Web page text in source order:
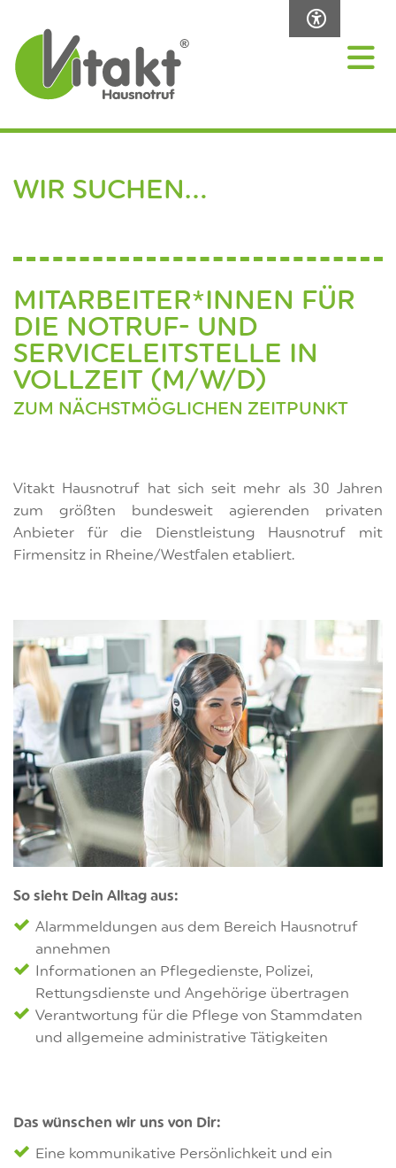
WIR SUCHEN...
MITARBEITER*INNEN FÜR
DIE NOTRUF- UND
SERVICELEITSTELLE IN
VOLLZEIT (M/W/D)
ZUM NÄCHSTMÖGLICHEN ZEITPUNKT
Vitakt Hausnotruf hat sich seit mehr als 30 Jahren
zum größten bundesweit agierenden privaten
Anbieter für die Dienstleistung Hausnotruf mit
Firmensitz in Rheine/Westfalen etabliert.
So sieht Dein Alltag aus:
Alarmmeldungen aus dem Bereich Hausnotruf
annehmen
Informationen an Pflegedienste, Polizei,
Rettungsdienste und Angehörige übertragen
Verantwortung für die Pflege von Stammdaten
und allgemeine administrative Tätigkeiten
Das wünschen wir uns von Dir:
Eine kommunikative Persönlichkeit und ein